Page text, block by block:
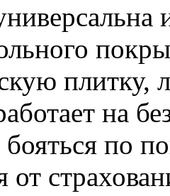
плитку,
на
по
от